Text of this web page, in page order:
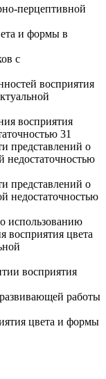
перцептивной
и формы в
с
восприятия
восприятия
31
представлений о
недостаточностью
представлений о
недостаточностью
использованию
восприятия цвета
восприятия
работы
цвета и формы